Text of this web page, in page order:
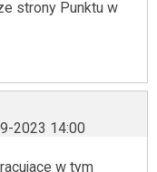
strony Punktu w
2023 14:00
w tym